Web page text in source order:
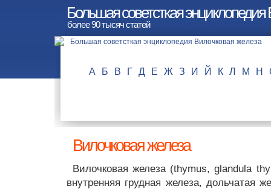
Большая советсткая энциклопедия
более 90 тысяч статей
А Б В Г Д Е Ж З И Й К Л М Н
Вилочковая железа
Вилочковая железа (thymus, glandula
внутренняя грудная железа, дольчатая